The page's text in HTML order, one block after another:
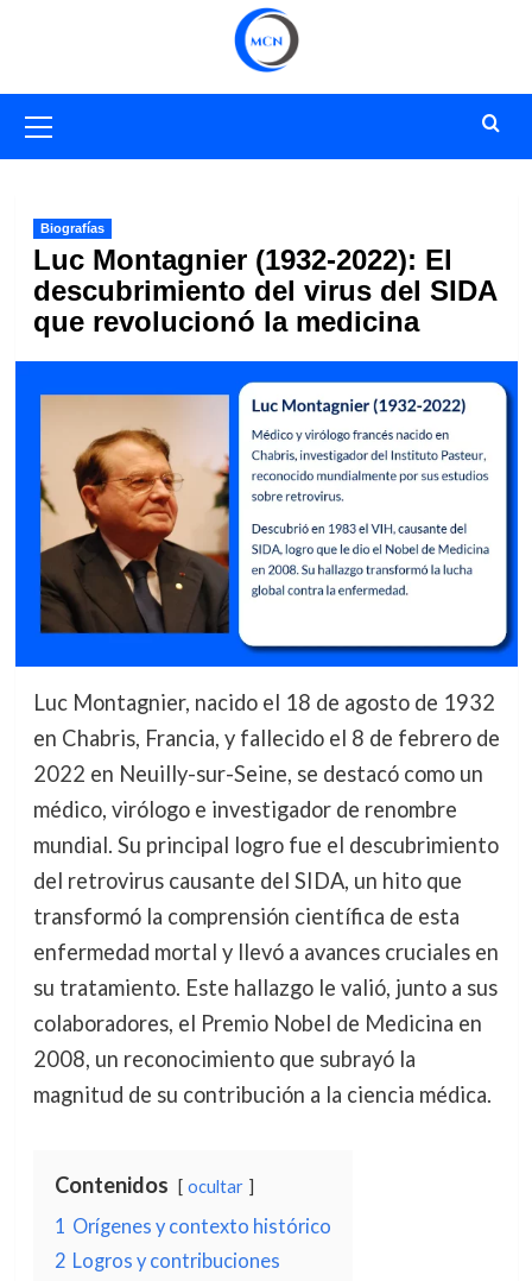
primario
Biografías
Luc Montagnier (1932-2022): El
descubrimiento del virus del SIDA
que revolucionó la medicina
Luc Montagnier, nacido el 18 de agosto de 1932
en Chabris, Francia, y fallecido el 8 de febrero de
2022 en Neuilly-sur-Seine, se destacó como un
médico, virólogo e investigador de renombre
mundial. Su principal logro fue el descubrimiento
del retrovirus causante del SIDA, un hito que
transformó la comprensión científica de esta
enfermedad mortal y llevó a avances cruciales en
su tratamiento. Este hallazgo le valió, junto a sus
colaboradores, el Premio Nobel de Medicina en
2008, un reconocimiento que subrayó la
magnitud de su contribución a la ciencia médica.
Contenidos ocultar
1 Orígenes y contexto histórico
2 Logros y contribuciones